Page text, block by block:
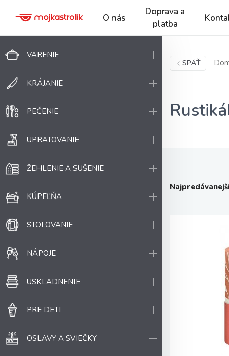
O nás
Doprava a
platba
VARENIE
KRÁJANIE
PEČENIE
UPRATOVANIE
ŽEHLENIE A SUŠENIE
KÚPEĽŇA
STOLOVANIE
NÁPOJE
USKLADNENIE
PRE DETI
OSLAVY A SVIEČKY
SPÄŤ